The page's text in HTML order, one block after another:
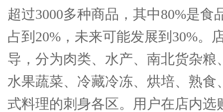
超过3000多种商品，其中80%是食
占到20%，未来可能发展到30%。
导，分为肉类、水产、南北货杂粮
水果蔬菜、冷藏冷冻、烘培、熟食
式料理的刺身各区。用户在店内选